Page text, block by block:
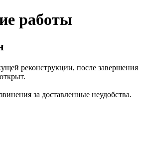
работы
реконструкции, после завершения
за доставленные неудобства.